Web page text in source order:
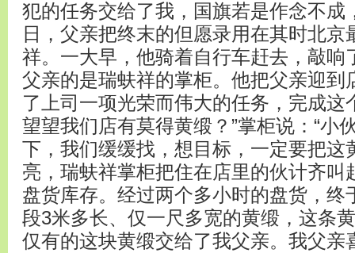
犯的任务交给了我，国旗若是作念不成
日，父亲把终末的但愿录用在其时北
祥。一大早，他骑着自行车赶去，敲响
父亲的是瑞蚨祥的掌柜。他把父亲迎到
了上司一项光荣而伟大的任务，完成这
望望我们店有莫得黄缎？”掌柜说：“小
下，我们缓缓找，想目标，一定要把这
亮，瑞蚨祥掌柜把住在店里的伙计齐叫
盘货库存。经过两个多小时的盘货，终
段3米多长、仅一尺多宽的黄缎，这条
仅有的这块黄缎交给了我父亲。我父亲